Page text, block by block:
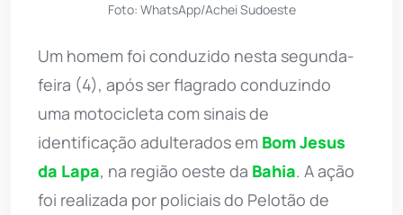
Foto: WhatsApp/Achei Sudoeste
Um homem foi conduzido nesta segunda-
feira (4), após ser flagrado conduzindo
uma motocicleta com sinais de
identificação adulterados em Bom Jesus
da Lapa, na região oeste da Bahia. A ação
foi realizada por policiais do Pelotão de